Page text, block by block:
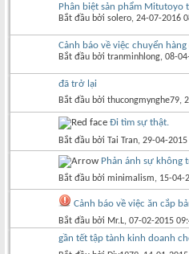
Phân biệt sản phẩm Mitutoyo
Bắt đầu bởi solero‎, 24-07-2016
Cảnh báo về việc chuyển
Bắt đầu bởi tranminhlong‎, 08-
đã trở lại
Bắt đầu bởi thucongmynghe79‎,
Đi tìm sự thật.
Bắt đầu bởi Tai Tran‎, 29-04-
Phản ánh sự không
Bắt đầu bởi minimalism‎, 15-04-
Cảnh báo về việc ăn cắp
Bắt đầu bởi Mr.L‎, 07-02-2015
gần tết tập tành kinh doanh